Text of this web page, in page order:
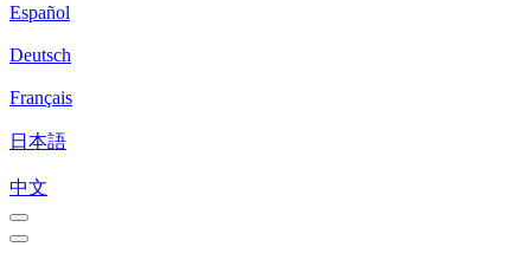
Español
Deutsch
Français
日本語
中文